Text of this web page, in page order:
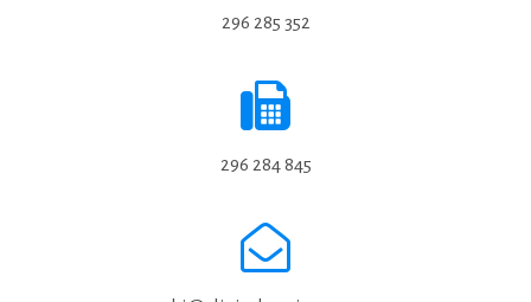
296 285 352
296 284 845